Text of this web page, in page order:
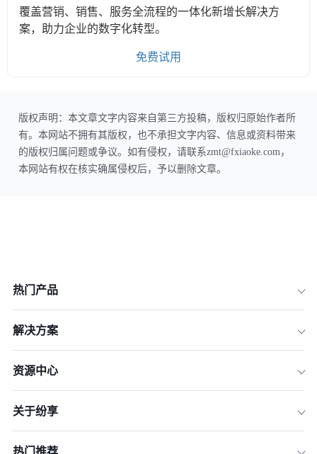
覆盖营销、销售、服务全流程的一体化新增长解决方
案，助力企业的数字化转型。
免费试用
版权声明：本文章文字内容来自第三方投稿，版权归原始作者所
有。本网站不拥有其版权，也不承担文字内容、信息或资料带来
的版权归属问题或争议。如有侵权，请联系zmt@fxiaoke.com，
本网站有权在核实确属侵权后，予以删除文章。
热门产品
解决方案
资源中心
关于纷享